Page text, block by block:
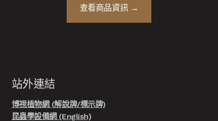
查看商品資訊 →
站外連結
博視植物網 (解說牌/標示牌)
昆蟲學設備網 (English)